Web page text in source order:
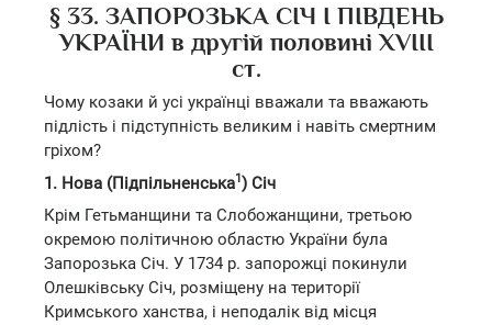
§ 33. ЗАПОРОЗЬКА СІЧ І ПІВДЕНЬ
УКРАЇНИ в другій половині XVIII
ст.
Чому козаки й усі українці вважали та вважають
підлість і підступність великим і навіть смертним
гріхом?
1. Нова (Підпільненська1) Січ
Крім Гетьманщини та Слобожанщини, третьою
окремою політичною областю України була
Запорозька Січ. У 1734 р. запорожці покинули
Олешківську Січ, розміщену на території
Кримського ханства, і неподалік від місця